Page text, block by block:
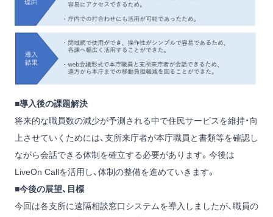
■導入後の課題解決
将来的な職員数の減少が予測される中で住民サービスを維持・向
上させていくためには、支所来庁者が本庁職員と書類等を確認し
ながら会話できる体制を確立する必要があります。今後は
LiveOn Callを活用し、体制の整備を進めていきます。
■今後の展望、目標
今回は各支所に遠隔相談窓口システムを導入しましたが、職員の